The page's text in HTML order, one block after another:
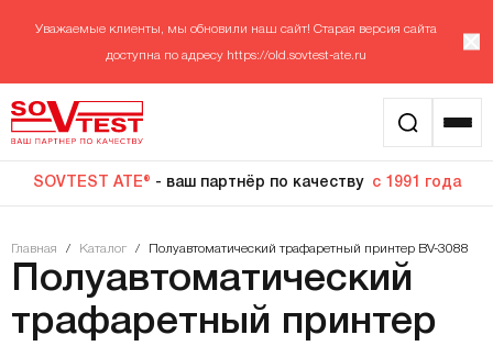
Уважаемые клиенты, мы обновили наш сайт! Старая версия сайта
доступна по адресу https://old.sovtest-ate.ru
SOVTEST ATE® - ваш партнёр по качеству с 1991 года
Главная / Каталог / Полуавтоматический трафаретный принтер BV-3088
Полуавтоматический
трафаретный принтер